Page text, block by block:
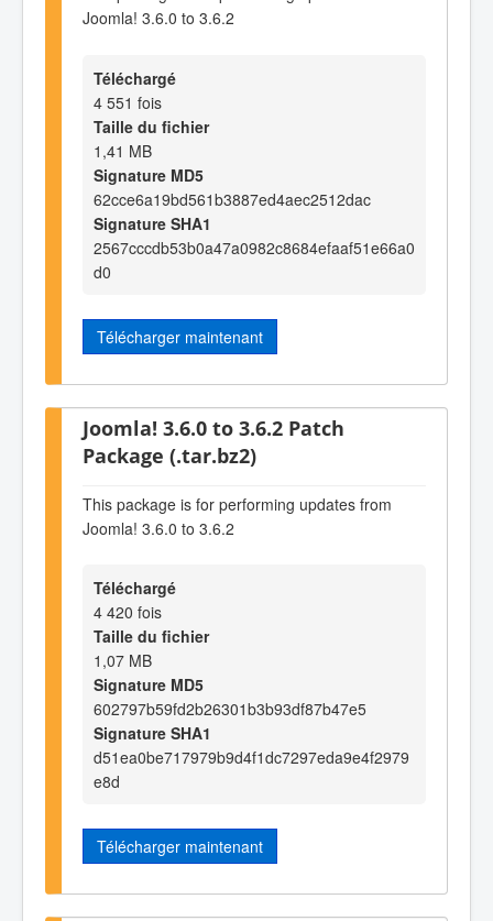
Joomla! 3.6.0 to 3.6.2
Téléchargé
4 551 fois
Taille du fichier
1,41 MB
Signature MD5
62cce6a19bd561b3887ed4aec2512dac
Signature SHA1
2567cccdb53b0a47a0982c8684efaaf51e66a0
d0
Télécharger maintenant
Joomla! 3.6.0 to 3.6.2 Patch
Package (.tar.bz2)
This package is for performing updates from
Joomla! 3.6.0 to 3.6.2
Téléchargé
4 420 fois
Taille du fichier
1,07 MB
Signature MD5
602797b59fd2b26301b3b93df87b47e5
Signature SHA1
d51ea0be717979b9d4f1dc7297eda9e4f2979
e8d
Télécharger maintenant